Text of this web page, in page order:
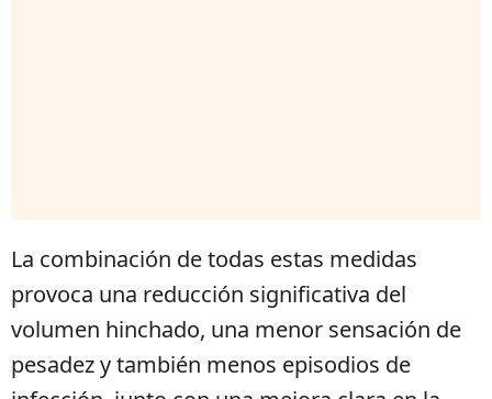
La combinación de todas estas medidas
provoca una reducción significativa del
volumen hinchado, una menor sensación de
pesadez y también menos episodios de